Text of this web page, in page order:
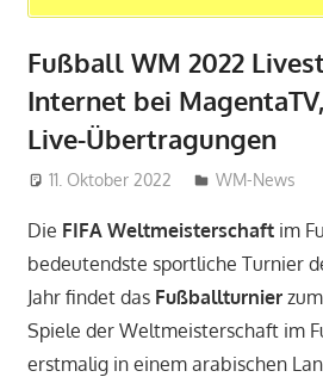
Fußball WM 2022
Internet bei
Live-Übertragungen
11. Oktober 2022 admin_wm2022
WM-News
Die FIFA Weltmeisterschaftim
bedeutendste sportliche Turnier
Jahr findet das Fußballturnier
Spiele der Weltmeisterschaft im
erstmalig in einem arabischen